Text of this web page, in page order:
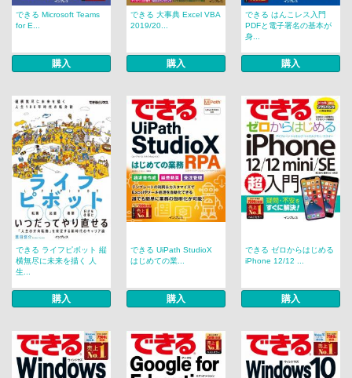
できる Microsoft Teams
for E...
購入
できる 大事典 Excel VBA
2019/20...
購入
できる はんこレス入門
PDFと電子署名の基本が
身...
購入
できる ライフピボット 縦
横無尽に未来を描く 人
生...
購入
できる UiPath StudioX
はじめての業...
購入
できる ゼロからはじめる
iPhone 12/12 ...
購入